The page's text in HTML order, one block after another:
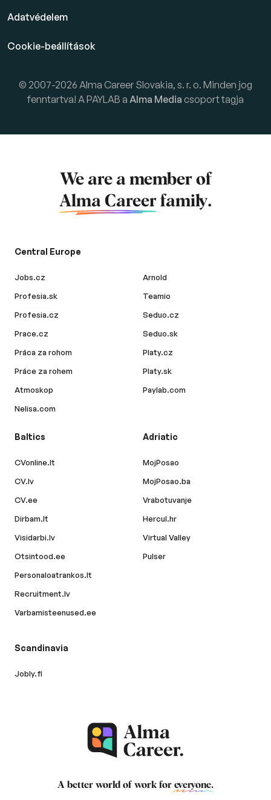
Adatvédelem
Cookie-beállítások
© 2007-2026 Alma Career Slovakia, s. r. o. Minden jog
fenntartva! A PAYLAB a Alma Media csoport tagja
We are a member of
Alma Career family.
Central Europe
Jobs.cz
Profesia.sk
Profesia.cz
Prace.cz
Práca za rohom
Práce za rohem
Atmoskop
Nelisa.com
Arnold
Teamio
Seduo.cz
Seduo.sk
Platy.cz
Platy.sk
Paylab.com
Baltics
CVonline.lt
CV.lv
CV.ee
Dirbam.lt
Visidarbi.lv
Otsintood.ee
Personaloatrankos.lt
Recruitment.lv
Varbamisteenused.ee
Adriatic
MojPosao
MojPosao.ba
Vrabotuvanje
Hercul.hr
Virtual Valley
Pulser
Scandinavia
Jobly.fi
A better world of work for everyone.